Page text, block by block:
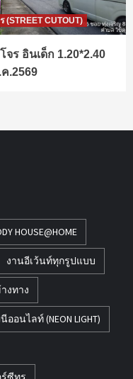
(STREET CUTOUT)
จร อินเด็ก 1.20*2.40
.2569
HOUSE@HOME
งานอีเว้นท์ทุกรูปแบบ
งทาง
ออนไลท์ (NEON LIGHT)